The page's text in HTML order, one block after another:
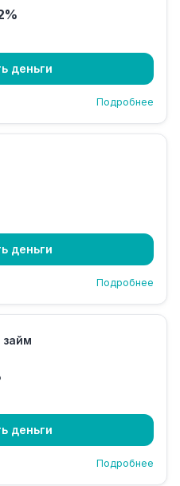
деньги
Подробнее
деньги
Подробнее
деньги
Подробнее